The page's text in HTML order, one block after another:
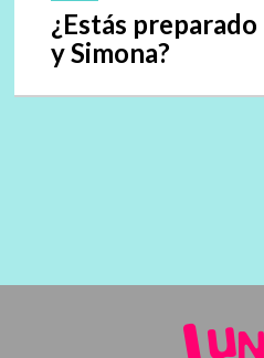
¿Estás
y Simona?